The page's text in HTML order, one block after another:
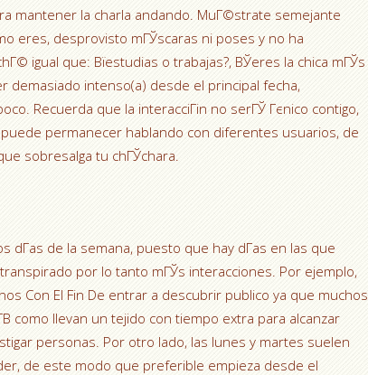
mantener la charla andando. MuГ©strate semejante
eres, desprovisto mГЎscaras ni poses y no ha
igual que: Вїestudias o trabajas?, ВЎeres la chica mГЎs
demasiado intenso(a) desde el principal fecha,
Recuerda que la interacciГіn no serГЎ Гєnico contigo,
permanecer hablando con diferentes usuarios, de
sobresalga tu chГЎchara.
dГ­as de la semana, puesto que hay dГ­as en las que
por lo tanto mГЎs interacciones. Por ejemplo,
Con El Fin De entrar a descubrir publico ya que muchos
como llevan un tejido con tiempo extra para alcanzar
personas. Por otro lado, las lunes y martes suelen
de este modo que preferible empieza desde el